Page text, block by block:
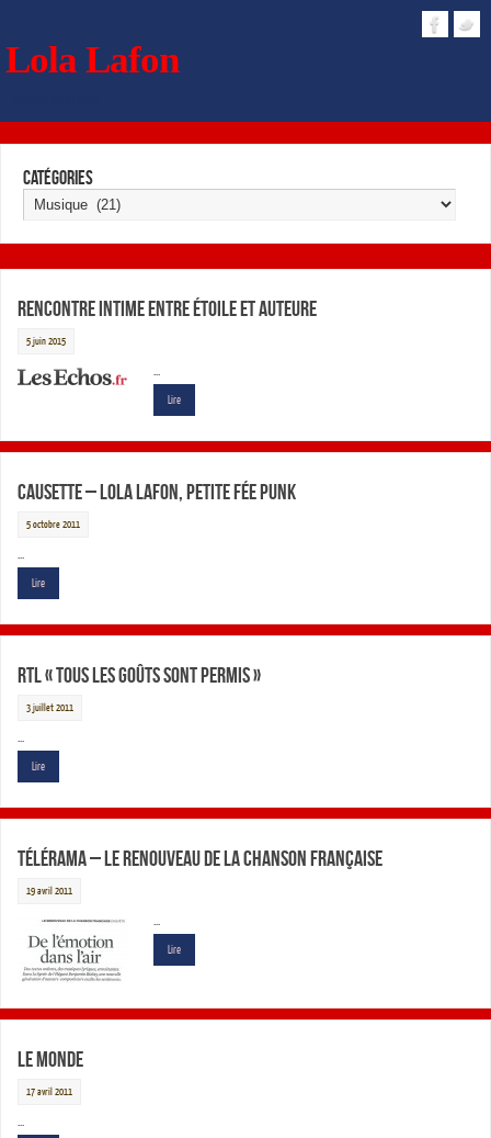
Lola Lafon
Catégories
Rencontre intime entre étoile et auteure
5 juin 2015
…
Lire
Causette – Lola Lafon, petite fée punk
5 octobre 2011
…
Lire
RTL « Tous les goûts sont permis »
3 juillet 2011
…
Lire
Télérama – Le Renouveau de la chanson Française
19 avril 2011
…
Lire
Le Monde
17 avril 2011
…